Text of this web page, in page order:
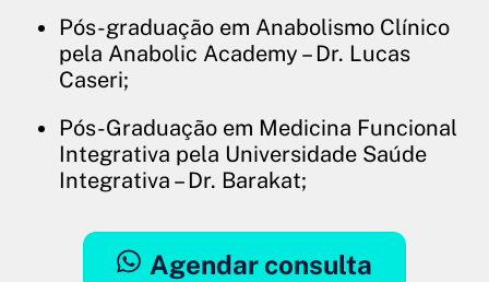
Pós-graduação em Anabolismo Clínico
pela Anabolic Academy – Dr. Lucas
Caseri;
Pós-Graduação em Medicina Funcional
Integrativa pela Universidade Saúde
Integrativa – Dr. Barakat;
Agendar consulta